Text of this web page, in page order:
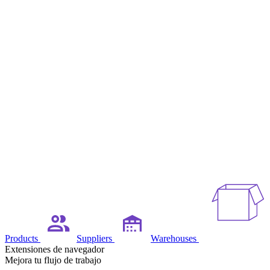
Products Suppliers Warehouses
Extensiones de navegador
Mejora tu flujo de trabajo